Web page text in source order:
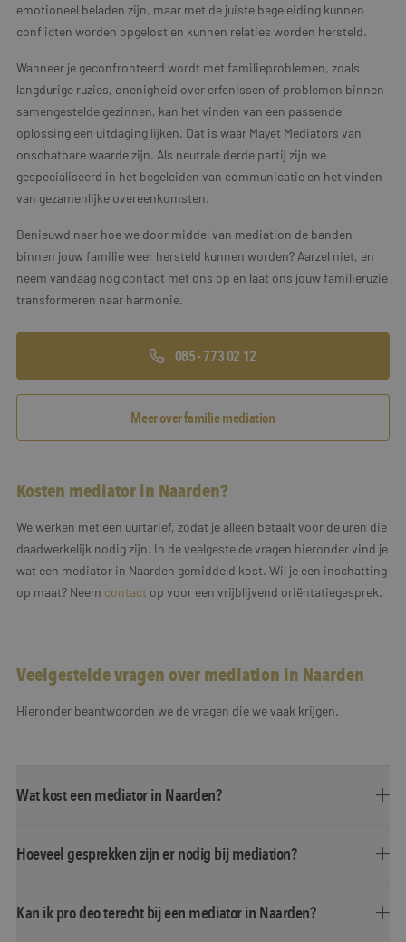
emotioneel beladen zijn, maar met de juiste begeleiding kunnen
conflicten worden opgelost en kunnen relaties worden hersteld.
Wanneer je geconfronteerd wordt met familieproblemen, zoals
langdurige ruzies, onenigheid over erfenissen of problemen binnen
samengestelde gezinnen, kan het vinden van een passende
oplossing een uitdaging lijken. Dat is waar Mayet Mediators van
onschatbare waarde zijn. Als neutrale derde partij zijn we
gespecialiseerd in het begeleiden van communicatie en het vinden
van gezamenlijke overeenkomsten.
Benieuwd naar hoe we door middel van mediation de banden
binnen jouw familie weer hersteld kunnen worden? Aarzel niet, en
neem vandaag nog contact met ons op en laat ons jouw familieruzie
transformeren naar harmonie.
085 - 773 02 12
Meer over familie mediation
Kosten mediator in Naarden?
We werken met een uurtarief, zodat je alleen betaalt voor de uren die
daadwerkelijk nodig zijn. In de veelgestelde vragen hieronder vind je
wat een mediator in Naarden gemiddeld kost. Wil je een inschatting
op maat? Neem contact op voor een vrijblijvend oriëntatiegesprek.
Veelgestelde vragen over mediation in Naarden
Hieronder beantwoorden we de vragen die we vaak krijgen.
Wat kost een mediator in Naarden?
Hoeveel gesprekken zijn er nodig bij mediation?
Kan ik pro deo terecht bij een mediator in Naarden?